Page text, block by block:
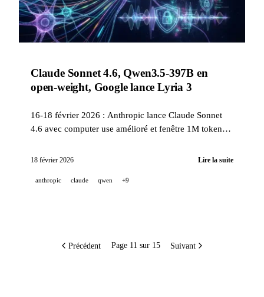
Claude Sonnet 4.6, Qwen3.5-397B en
open-weight, Google lance Lyria 3
16-18 février 2026 : Anthropic lance Claude Sonnet
4.6 avec computer use amélioré et fenêtre 1M tokens.
2.0. Google intègre Lyria 3 à Gemini. OpenAI dévoile
son API Gen-4.5.
18 février 2026 Lire la suite
anthropic claude qwen +9
Précédent Page 11 sur 15 Suivant